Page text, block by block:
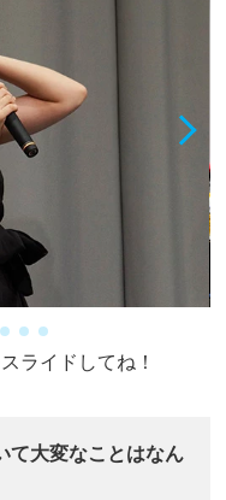
ライドしてね！
て大変なことはなん